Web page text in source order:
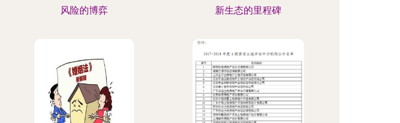
风险的博弈
新生态的里程碑